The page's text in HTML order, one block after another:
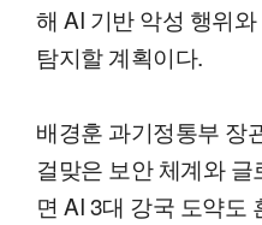
해 AI 기반 악성 행위
탐지할 계획이다.
배경훈 과기정통부 장
걸맞은 보안 체계와
면 AI 3대 강국 도약도